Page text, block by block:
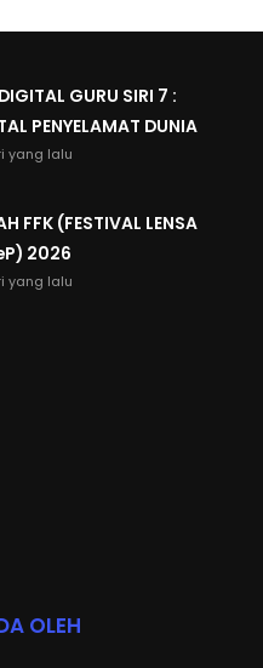
GURU SIRI 7 :
PENYELAMAT DUNIA
yang lalu
FFK (FESTIVAL LENSA
2026
yang lalu
OLEH